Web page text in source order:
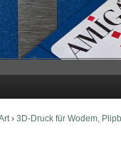
›3D-Druck für Wodem,